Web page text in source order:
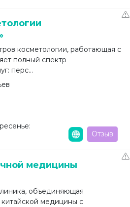
косметологии, работающая с
полный спектр
перс...
Отзыв
медицины
объединяющая
медицины с